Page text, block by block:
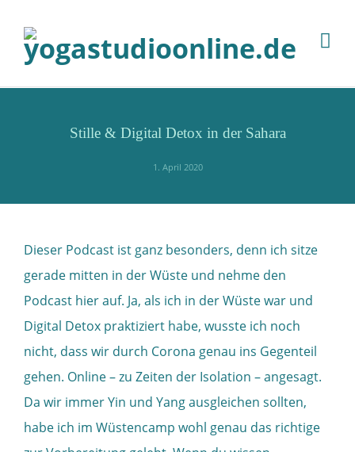
Stille & Digital Detox in der Sahara
1. April 2020
Dieser Podcast ist ganz besonders, denn ich sitze
gerade mitten in der Wüste und nehme den
Podcast hier auf. Ja, als ich in der Wüste war und
Digital Detox praktiziert habe, wusste ich noch
nicht, dass wir durch Corona genau ins Gegenteil
gehen. Online – zu Zeiten der Isolation – angesagt.
Da wir immer Yin und Yang ausgleichen sollten,
habe ich im Wüstencamp wohl genau das richtige